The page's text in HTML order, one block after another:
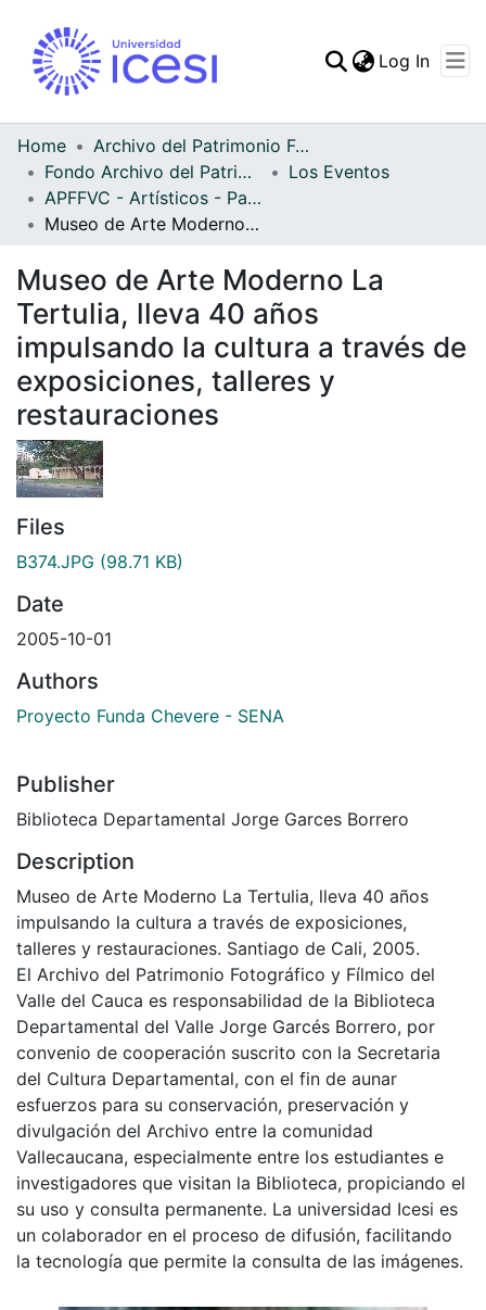
Statistics
Log In
Home
Archivo del Patrimonio Fotográfico y Fílmico del Valle del Cauca
Fondo Archivo del Patrimonio Fotográfico y Fílmico del Valle del Cauca
Los Eventos
APFFVC - Artísticos - Patrimonial
Museo de Arte Moderno La Tertulia, lleva 40 años impulsando la cultura a través de exposiciones, talleres y restauraciones
Museo de Arte Moderno La
Tertulia, lleva 40 años
impulsando la cultura a través de
exposiciones, talleres y
restauraciones
Files
B374.JPG (98.71 KB)
Date
2005-10-01
Authors
Proyecto Funda Chevere - SENA
Publisher
Biblioteca Departamental Jorge Garces Borrero
Description
Museo de Arte Moderno La Tertulia, lleva 40 años
impulsando la cultura a través de exposiciones,
talleres y restauraciones. Santiago de Cali, 2005.
El Archivo del Patrimonio Fotográfico y Fílmico del
Valle del Cauca es responsabilidad de la Biblioteca
Departamental del Valle Jorge Garcés Borrero, por
convenio de cooperación suscrito con la Secretaria
del Cultura Departamental, con el fin de aunar
esfuerzos para su conservación, preservación y
divulgación del Archivo entre la comunidad
Vallecaucana, especialmente entre los estudiantes e
investigadores que visitan la Biblioteca, propiciando el
su uso y consulta permanente. La universidad Icesi es
un colaborador en el proceso de difusión, facilitando
la tecnología que permite la consulta de las imágenes.